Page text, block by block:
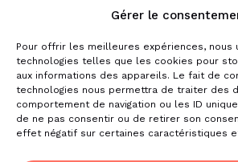
Gérer le
Pour offrir les meilleures expériences, nous
technologies telles que les cookies pour
aux informations des appareils. Le fait de
technologies nous permettra de traiter des
comportement de navigation ou les ID
de ne pas consentir ou de retirer son
effet négatif sur certaines caractéristiques
Maquillage
Parfums
Nous trouver
& nous contacter
2 place de la Liberté
31470 Saint-Lys